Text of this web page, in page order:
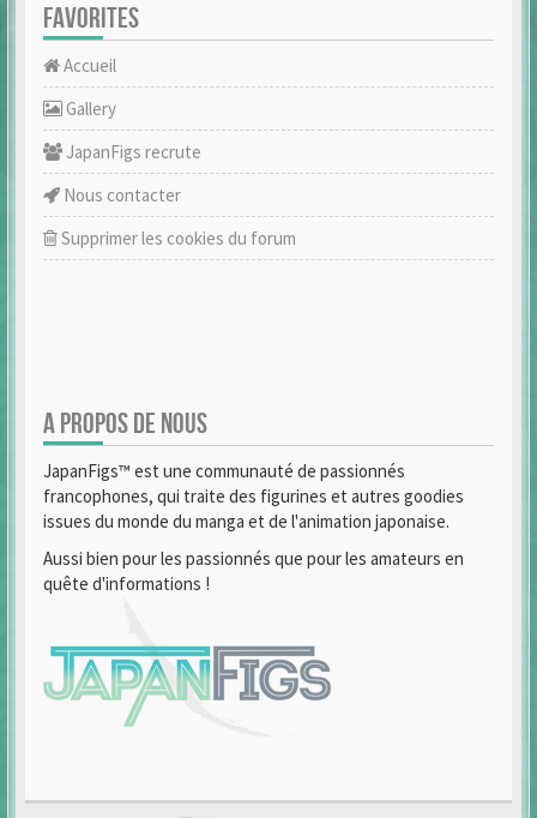
FAVORITES
Accueil
Gallery
JapanFigs recrute
Nous contacter
Supprimer les cookies du forum
A PROPOS DE NOUS
JapanFigs™ est une communauté de passionnés
francophones, qui traite des figurines et autres goodies
issues du monde du manga et de l'animation japonaise.
Aussi bien pour les passionnés que pour les amateurs en
quête d'informations !